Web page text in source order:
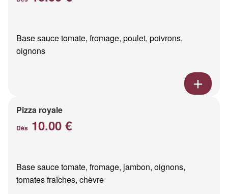
Base sauce tomate, fromage, poulet, poivrons,
oignons
Pizza royale
Dès 10.00 €
Base sauce tomate, fromage, jambon, oignons,
tomates fraîches, chèvre